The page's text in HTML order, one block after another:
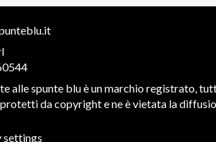
alle spunte blu è un marchio registrato,
da copyright e ne è vietata la
settings